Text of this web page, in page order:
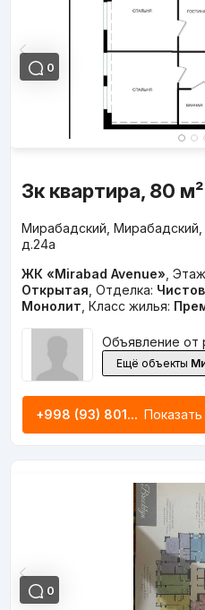
0
3к квартира, 80 м²
Мирабадский,
д.24a
ЖК «Mirabad Avenue»
Открытая Отделка:
Монолит Класс жилья:
Объявление от
Ещё объекты
+998 (93) 801... Показать
0